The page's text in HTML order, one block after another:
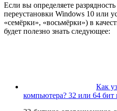
Если вы определяете
переустановки Windows 10 или
«семёрки», «восьмёрки») в
будет полезно знать следующее:
Как
компьютера? 32 или 64 бит